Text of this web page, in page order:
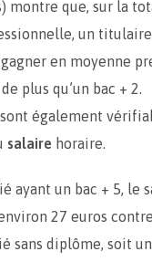
montre que, sur la
un titulaire
en moyenne
plus qu’un bac + 2.
également
salaire horaire.
ayant un bac + 5, le
27 euros
sans diplôme, soit